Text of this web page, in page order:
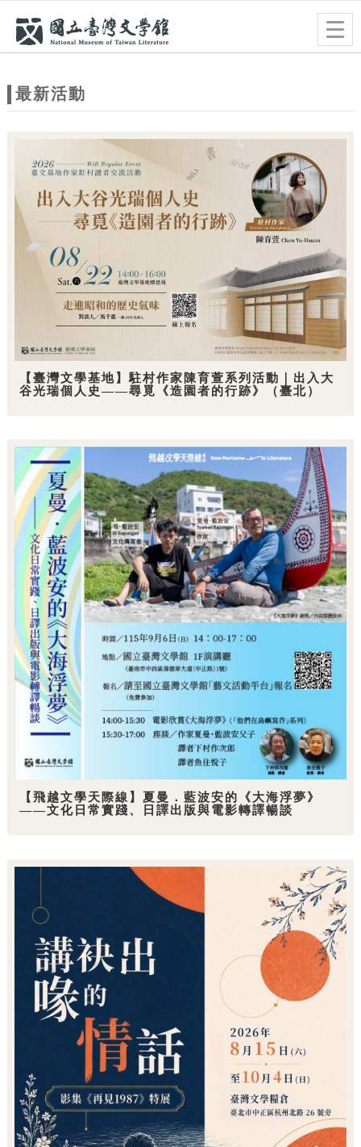
站最新活動
【臺灣文學基地】駐村作家陳育萱系列活動｜出入大
谷光瑞個人史——尋覓《造園者的行跡》（臺北）
【飛越文學天際線】夏曼．藍波安的《大海浮夢》
——文化日常實踐、日譯出版與電影轉譯暢談